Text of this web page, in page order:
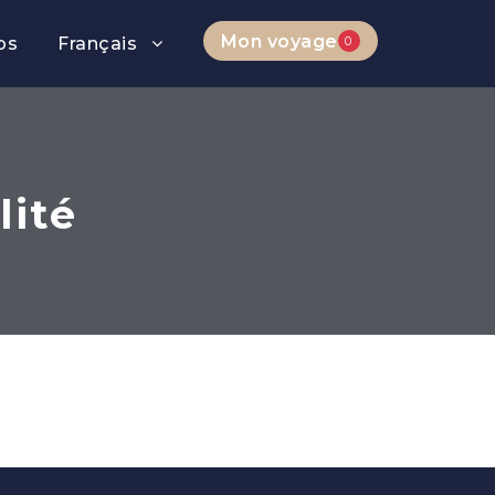
Français Mon voyage 0